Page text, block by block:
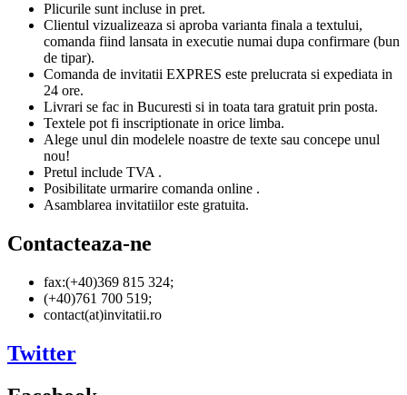
Plicurile sunt incluse in pret.
Clientul vizualizeaza si aproba varianta finala a textului,
comanda fiind lansata in executie numai dupa confirmare (bun
de tipar).
Comanda de invitatii EXPRES este prelucrata si expediata in
24 ore.
Livrari se fac in Bucuresti si in toata tara gratuit prin posta.
Textele pot fi inscriptionate in orice limba.
Alege unul din modelele noastre de texte sau concepe unul
nou!
Pretul include TVA .
Posibilitate urmarire comanda online .
Asamblarea invitatiilor este gratuita.
Contacteaza-ne
fax:(+40)369 815 324;
(+40)761 700 519;
contact(at)invitatii.ro
Twitter